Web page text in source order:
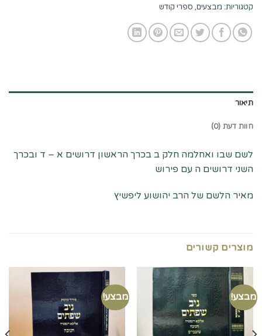
קטגוריות: מבצעים, ספרי קודש
תיאור
חוות דעת (0)
לשם שבו ואחלמה חלק ב בכרך הראשון דרושים א – ד ובכרך
השני דרושים ה עם פירוש
מאיר הלשם של הרב יהושוע ליפשיץ
מוצרים קשורים
מבצע! מבצע!